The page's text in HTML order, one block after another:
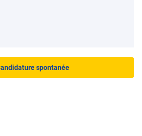
spontanée